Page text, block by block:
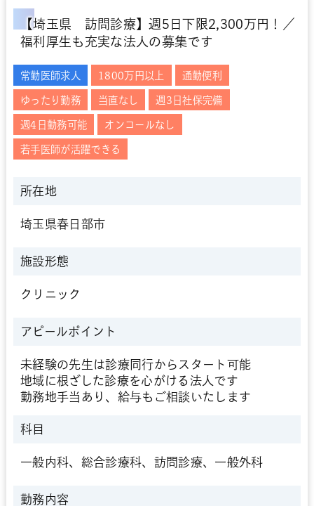
【埼玉県 訪問診療】週5日下限2,300万円！／
福利厚生も充実な法人の募集です
常勤医師求人 1800万円以上 通勤便利
ゆったり勤務 当直なし 週3日社保完備
週4日勤務可能 オンコールなし
若手医師が活躍できる
所在地
埼玉県春日部市
施設形態
クリニック
アピールポイント
未経験の先生は診療同行からスタート可能
地域に根ざした診療を心がける法人です
勤務地手当あり、給与もご相談いたします
科目
一般内科、総合診療科、訪問診療、一般外科
勤務内容